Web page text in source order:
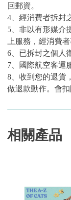
回郵資。
4、經消費者拆封
5、非以有形媒介
上服務，經消費
6、已拆封之個人
7、國際航空客運
8、收到您的退貨
做退款動作。會扣
相關產品